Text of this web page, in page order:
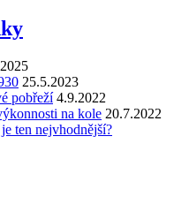
25.5.2023
pobřeží 4.9.2022
na kole 20.7.2022
ten nejvhodnější?